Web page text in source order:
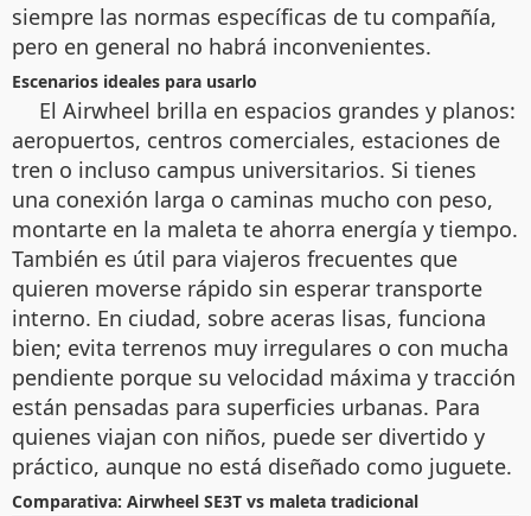
siempre las normas específicas de tu compañía,
pero en general no habrá inconvenientes.
Escenarios ideales para usarlo
El Airwheel brilla en espacios grandes y planos:
aeropuertos, centros comerciales, estaciones de
tren o incluso campus universitarios. Si tienes
una conexión larga o caminas mucho con peso,
montarte en la maleta te ahorra energía y tiempo.
También es útil para viajeros frecuentes que
quieren moverse rápido sin esperar transporte
interno. En ciudad, sobre aceras lisas, funciona
bien; evita terrenos muy irregulares o con mucha
pendiente porque su velocidad máxima y tracción
están pensadas para superficies urbanas. Para
quienes viajan con niños, puede ser divertido y
práctico, aunque no está diseñado como juguete.
Comparativa: Airwheel SE3T vs maleta tradicional